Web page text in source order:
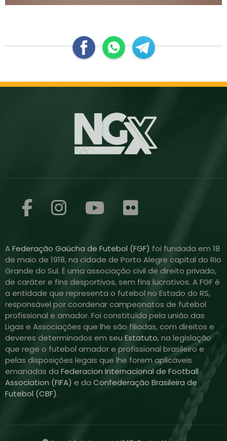
AFederação Gaúcha de Futebol (FGF) foi fundada em 18
de maio de 1918, na cidade de Porto Alegre capital do Rio
Grande do Sul. É uma associação civil de direito privado,
de caráter e fins desportivos, sem fins lucrativos. A FGF é
a entidade que representa o futebol no Estado do RS,
responsável por coordenar campeonatos de futebol
profissional e amador. Foi constituída pela união das
Ligas e Associações que lhe são filiadas, com direitos e
deveres determinados em seu Estatuto, na legislação
que rege o futebol amador e profissional brasileiro e
pelas disposições legais que lhe forem aplicáveis
emanadas da Federacion Internacional de Football
Association (FIFA) e da Confederação Brasileira de
Futebol (CBF).